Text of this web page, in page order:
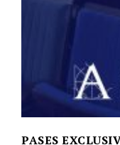
PASES